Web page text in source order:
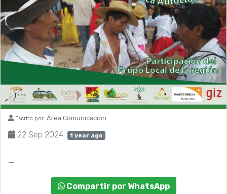
Escrito por: Área Comunicación
22 Sep 2024 1 year ago
Compartir por WhatsApp